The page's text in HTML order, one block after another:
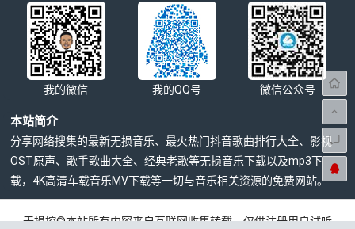
我的微信 我的QQ号 微信公众号
本站简介
分享网络搜集的最新无损音乐、最火热门抖音歌曲排行大全、影视
OST原声、歌手歌曲大全、经典老歌等无损音乐下载以及mp3下
载，4K高清车载音乐MV下载等一切与音乐相关资源的免费网站。
无损控©本站所有内容来自互联网收集转载，仅供注册用户试听